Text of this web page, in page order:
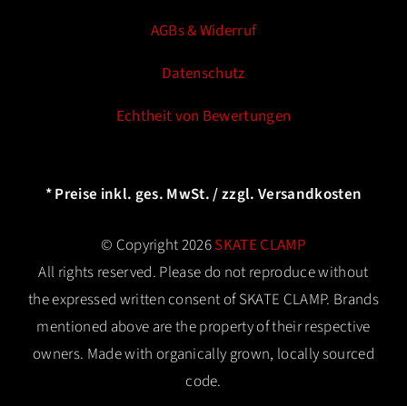
AGBs & Widerruf
Datenschutz
Echtheit von Bewertungen
* Preise inkl. ges. MwSt. / zzgl. Versandkosten
© Copyright 2026SKATE CLAMP
All rights reserved. Please do not reproduce without
the expressed written consent of SKATE CLAMP. Brands
mentioned above are the property of their respective
owners. Made with organically grown, locally sourced
code.